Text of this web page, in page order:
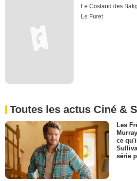
Le Costaud des
Le Furet
Toutes les actus Ciné &
Les
ce
série